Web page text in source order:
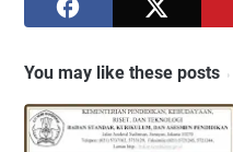
You may like these posts